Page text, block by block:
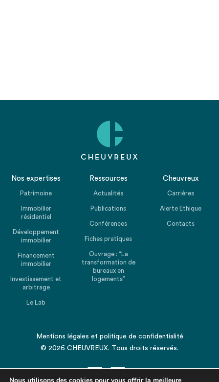
Nos expertises
Patrimoine
Immobilier
résidentiel
Développement
immobilier
Financement
immobilier
Investissement et
arbitrage
Le Lab
Ressources
Actualités
Publications
Conférences
Fiches pratiques
Ouvrage : “La
transformation de
bureaux en
logements”
Cheuvreux
Carrières
Alerte Ethique
Contacts
Mentions légales et politique de confidentialité
© 2026 CHEUVREUX. Tous droits réservés.